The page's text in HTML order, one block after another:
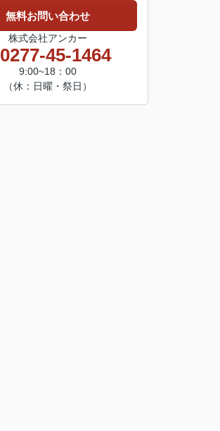
無料お問い合わせ
株式会社アンカー
0277-45-1464
9:00~18：00
（休：日曜・祭日）